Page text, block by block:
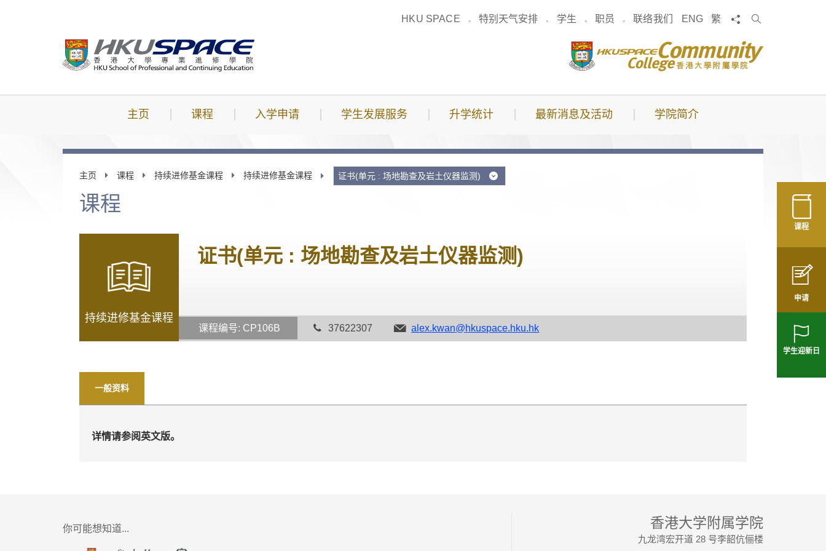
HKU SPACE 特别天气安排 学生 职员 联络我们 ENG 繁 分享
搜
主页 课程 入学申请 学生发展服务 升学统计 最新消息及活动 学院简介
课程
申请
学生迎新日
主页 课程 持续进修基金课程 持续进修基金课程 证书(单元 : 场地勘查及岩土仪器监测)
课程
持续进修基金课程
证书(单元 : 场地勘查及岩土仪器监测)
课程编号: CP106B 37622307 alex.kwan@hkuspace.hku.hk
一般资料
详情请参阅英文版。
你可能想知道... 香港大学附属学院
九龙湾宏开道 28 号李韶伉俪楼